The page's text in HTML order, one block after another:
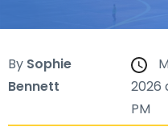
By Sophie
Bennett
2026
PM